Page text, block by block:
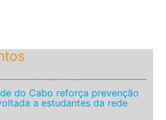
do Cabo reforça prevenção
a estudantes da rede